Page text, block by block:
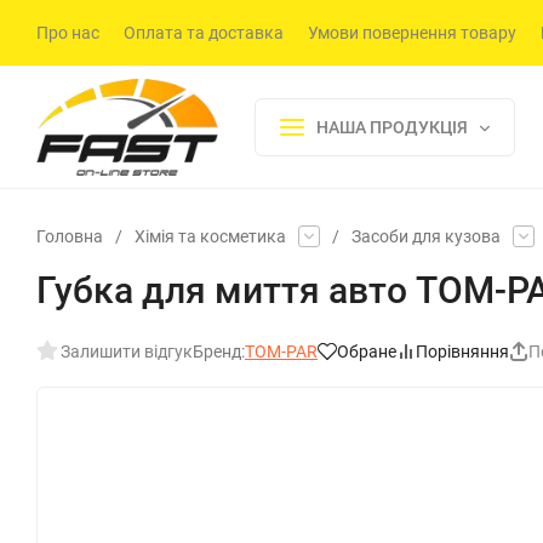
Про нас Оплата та доставка Умови повернення товару
НАША ПРОДУКЦІЯ
Головна / Хімія та косметика / Засоби для кузова
Губка для миття авто TOM-
Залишити відгукБренд:TOM-PAR Обране Порівняння